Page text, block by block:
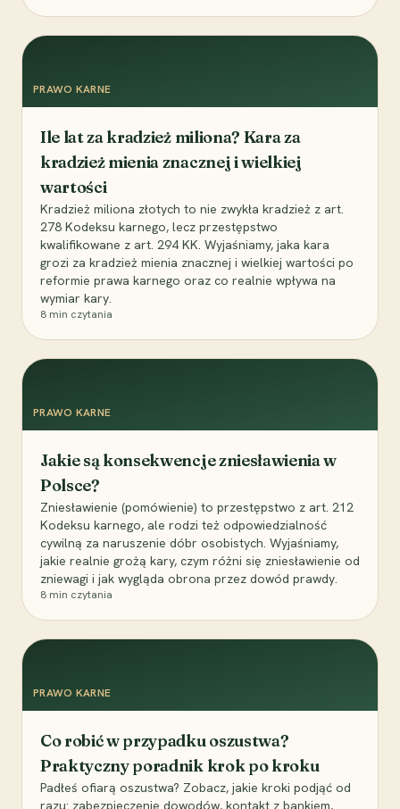
PRAWO KARNE
Ile lat za kradzież miliona? Kara za
kradzież mienia znacznej i wielkiej
wartości
Kradzież miliona złotych to nie zwykła kradzież z art.
278 Kodeksu karnego, lecz przestępstwo
kwalifikowane z art. 294 KK. Wyjaśniamy, jaka kara
grozi za kradzież mienia znacznej i wielkiej wartości po
reformie prawa karnego oraz co realnie wpływa na
wymiar kary.
8 min czytania
PRAWO KARNE
Jakie są konsekwencje zniesławienia w
Polsce?
Zniesławienie (pomówienie) to przestępstwo z art. 212
Kodeksu karnego, ale rodzi też odpowiedzialność
cywilną za naruszenie dóbr osobistych. Wyjaśniamy,
jakie realnie grożą kary, czym różni się zniesławienie od
zniewagi i jak wygląda obrona przez dowód prawdy.
8 min czytania
PRAWO KARNE
Co robić w przypadku oszustwa?
Praktyczny poradnik krok po kroku
Padłeś ofiarą oszustwa? Zobacz, jakie kroki podjąć od
razu: zabezpieczenie dowodów, kontakt z bankiem,